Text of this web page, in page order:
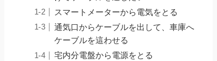
スマートメーターから電気をとる
通気口からケーブルを出して、車庫へ
ケーブルを這わせる
宅内分電盤から電源をとる